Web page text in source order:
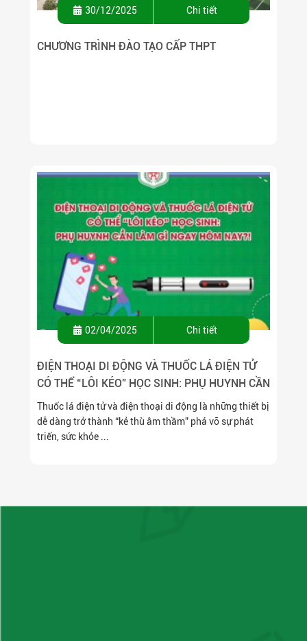
30/12/2025 Chi tiết
CHƯƠNG TRÌNH ĐÀO TẠO CẤP THPT
02/04/2025 Chi tiết
ĐIỆN THOẠI DI ĐỘNG VÀ THUỐC LÁ ĐIỆN TỬ
CÓ THỂ “LÔI KÉO” HỌC SINH: PHỤ HUYNH CẦN
LÀM GÌ NGAY HÔM NAY?
Thuốc lá điện tử và điện thoại di động là những thiết bị
dễ dàng trở thành “kẻ thù âm thầm” phá vỡ sự phát
triển, sức khỏe ...